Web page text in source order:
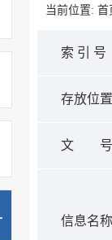
当前位置: 首
索 引 号
存放位
文
信息名